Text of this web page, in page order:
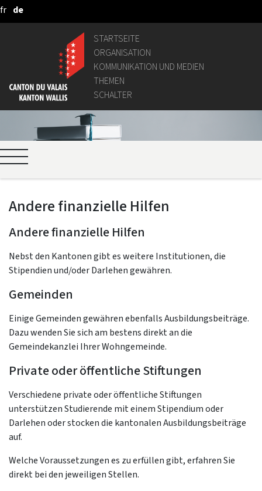
Zum Hauptinhalt springen
fr de
STARTSEITE
ORGANISATION
KOMMUNIKATION UND MEDIEN
THEMEN
SCHALTER
Andere finanzielle Hilfen
Andere finanzielle Hilfen
Nebst den Kantonen gibt es weitere Institutionen, die
Stipendien und/oder Darlehen gewähren.
Gemeinden
Einige Gemeinden gewähren ebenfalls Ausbildungsbeiträge.
Dazu wenden Sie sich am bestens direkt an die
Gemeindekanzlei Ihrer Wohngemeinde.
Private oder öffentliche Stiftungen
Verschiedene private oder öffentliche Stiftungen
unterstützen Studierende mit einem Stipendium oder
Darlehen oder stocken die kantonalen Ausbildungsbeiträge
auf.
Welche Voraussetzungen es zu erfüllen gibt, erfahren Sie
direkt bei den jeweiligen Stellen.